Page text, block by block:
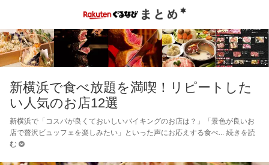
新横浜で食べ放題を満喫！リピートした
い人気のお店12選
新横浜で「コスパが良くておいしいバイキングのお店は？」「景色が良いお
店で贅沢ビュッフェを楽しみたい」といった声にお応えする食べ
続きを読
む